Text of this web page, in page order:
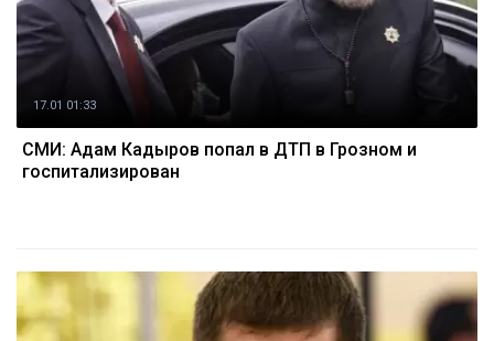
17.01 01:33
СМИ: Адам Кадыров попал в ДТП в Грозном и
госпитализирован